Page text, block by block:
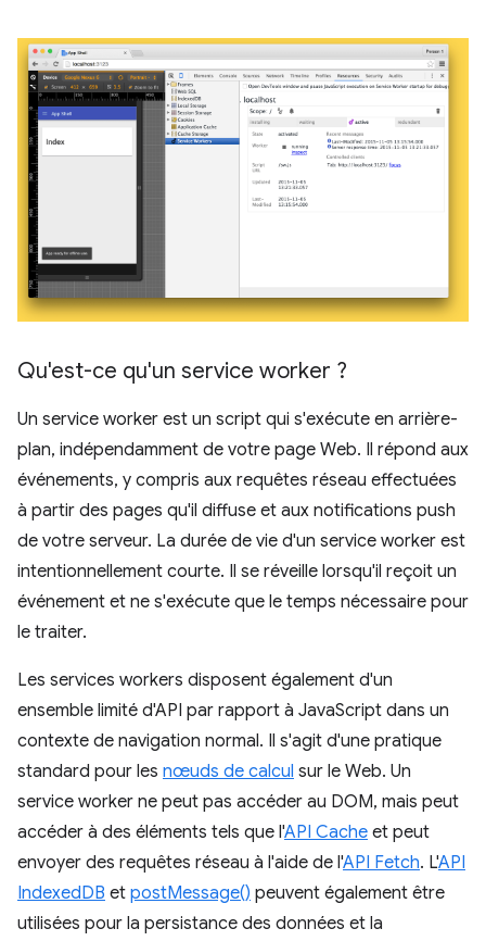
Qu'est-ce qu'un service worker ?
Un service worker est un script qui s'exécute en arrière-
plan, indépendamment de votre page Web. Il répond aux
événements, y compris aux requêtes réseau effectuées
à partir des pages qu'il diffuse et aux notifications push
de votre serveur. La durée de vie d'un service worker est
intentionnellement courte. Il se réveille lorsqu'il reçoit un
événement et ne s'exécute que le temps nécessaire pour
le traiter.
Les services workers disposent également d'un
ensemble limité d'API par rapport à JavaScript dans un
contexte de navigation normal. Il s'agit d'une pratique
standard pour les nœuds de calcul sur le Web. Un
service worker ne peut pas accéder au DOM, mais peut
accéder à des éléments tels que l'API Cache et peut
envoyer des requêtes réseau à l'aide de l'API Fetch. L'API
IndexedDB et postMessage() peuvent également être
utilisées pour la persistance des données et la